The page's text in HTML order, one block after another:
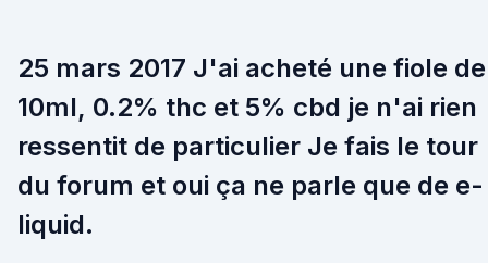
25 mars 2017 J'ai acheté une fiole de
10ml, 0.2% thc et 5% cbd je n'ai rien
ressentit de particulier Je fais le tour
du forum et oui ça ne parle que de e-
liquid.